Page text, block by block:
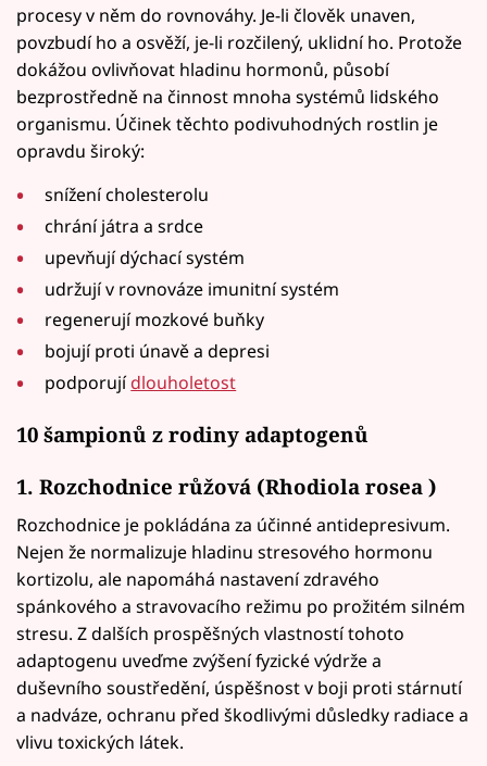
procesy v něm do rovnováhy. Je-li člověk unaven,
povzbudí ho a osvěží, je-li rozčilený, uklidní ho. Protože
dokážou ovlivňovat hladinu hormonů, působí
bezprostředně na činnost mnoha systémů lidského
organismu. Účinek těchto podivuhodných rostlin je
opravdu široký:
snížení cholesterolu
chrání játra a srdce
upevňují dýchací systém
udržují v rovnováze imunitní systém
regenerují mozkové buňky
bojují proti únavě a depresi
podporujídlouholetost
10 šampionů z rodiny adaptogenů
1. Rozchodnice růžová (Rhodiola rosea )
Rozchodnice je pokládána za účinné antidepresivum.
Nejen že normalizuje hladinu stresového hormonu
kortizolu, ale napomáhá nastavení zdravého
spánkového a stravovacího režimu po prožitém silném
stresu. Z dalších prospěšných vlastností tohoto
adaptogenu uveďme zvýšení fyzické výdrže a
duševního soustředění, úspěšnost v boji proti stárnutí
a nadváze, ochranu před škodlivými důsledky radiace a
vlivu toxických látek.